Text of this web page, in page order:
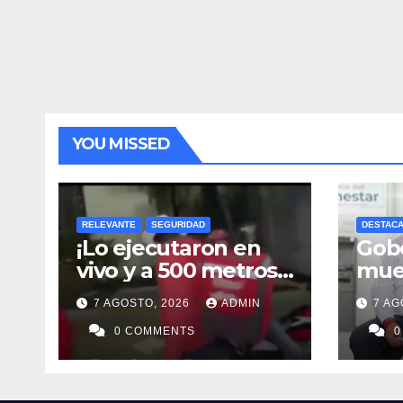
YOU MISSED
RELEVANTE SEGURIDAD
¡Lo ejecutaron en
vivo y a 500 metros
de fiscalía!
7 AGOSTO, 2026 ADMIN
0 COMMENTS
7
0